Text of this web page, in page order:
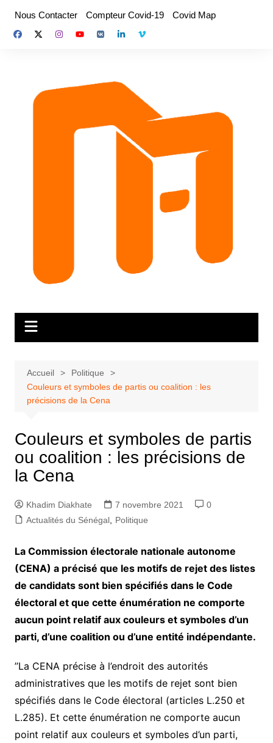
contenu
Nous Contacter Compteur Covid-19 Covid Map
Accueil
Politique
Couleurs et symboles de partis ou coalition : les
précisions de la Cena
Couleurs et symboles de partis
ou coalition : les précisions de
la Cena
Khadim Diakhate 7 novembre 2021
0
Actualités du Sénégal, Politique
La Commission électorale nationale autonome
(CENA) a précisé que les motifs de rejet des listes
de candidats sont bien spécifiés dans le Code
électoral et que cette énumération ne comporte
aucun point relatif aux couleurs et symboles d’un
parti, d’une coalition ou d’une entité indépendante.
’’La CENA précise à l’endroit des autorités
administratives que les motifs de rejet sont bien
spécifiés dans le Code électoral (articles L.250 et
L.285). Et cette énumération ne comporte aucun
point relatif aux couleurs et symboles d’un parti,